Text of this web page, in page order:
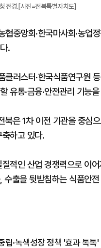
전경.[사진=전북특별자치도]
협중앙회·한국마사회·농업
.
클러스터·한국식품연구원
유통·금융·안전관리 기능
은 1차 이전 기관을 중심
축하고 있다.
적인 산업 경쟁력으로 이
수출을 뒷받침하는 식품안
립·녹색성장 정책 '효과 톡톡'